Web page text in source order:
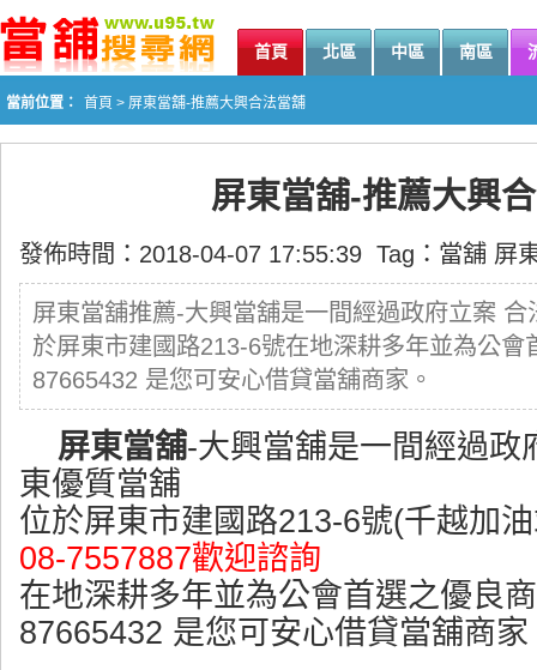
首頁 北區 中區 南區
當前位置： 首頁 > 屏東當舖-推薦大興合法當舖
屏東當舖-推薦大興
發佈時間：2018-04-07 17:55:39 Tag： 當舖 屏
屏東當舖推薦-大興當舖是一間經過政府立案
於屏東市建國路213-6號在地深耕多年並為公會
87665432 是您可安心借貸當舖商家。
屏東當舖-大興當舖是一間經過政
東優質當舖
位於屏東市建國路213-6號(千越加
08-7557887歡迎諮詢
在地深耕多年並為公會首選之優良
87665432 是您可安心借貸當舖商家